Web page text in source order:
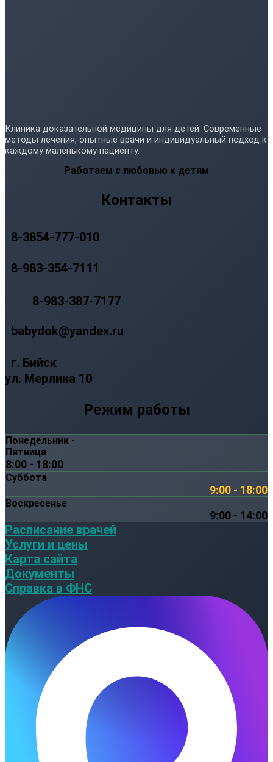
Клиника доказательной медицины для детей. Современные
методы лечения, опытные врачи и индивидуальный подход к
каждому маленькому пациенту.
Работаем с любовью к детям
Контакты
8-3854-777-010
8-983-354-7111
8-983-387-7177
babydok@yandex.ru
г. Бийск
ул. Мерлина 10
Режим работы
Понедельник -
Пятница
8:00 - 18:00
Суббота
9:00 - 18:00
Воскресенье
9:00 - 14:00
Расписание врачей
Услуги и цены
Карта сайта
Документы
Справка в ФНС